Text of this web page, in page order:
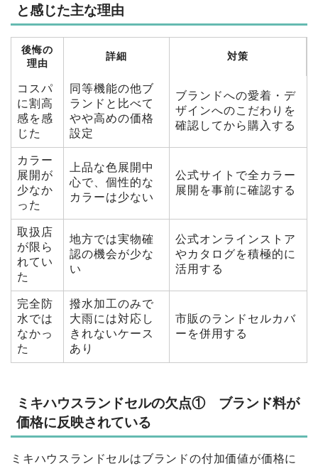
と感じた主な理由
後悔の
理由
詳細 対策
コスパ
に割高
感を感
じた
同等機能の他ブ
ランドと比べて
やや高めの価格
設定
ブランドへの愛着・デ
ザインへのこだわりを
確認してから購入する
カラー
展開が
少なか
った
上品な色展開中
心で、個性的な
カラーは少ない
公式サイトで全カラー
展開を事前に確認する
取扱店
が限ら
れてい
た
地方では実物確
認の機会が少な
い
公式オンラインストア
やカタログを積極的に
活用する
完全防
水では
なかっ
た
撥水加工のみで
大雨には対応し
きれないケース
あり
市販のランドセルカバ
ーを併用する
ミキハウスランドセルの欠点① ブランド料が
価格に反映されている
ミキハウスランドセルはブランドの付加価値が価格に